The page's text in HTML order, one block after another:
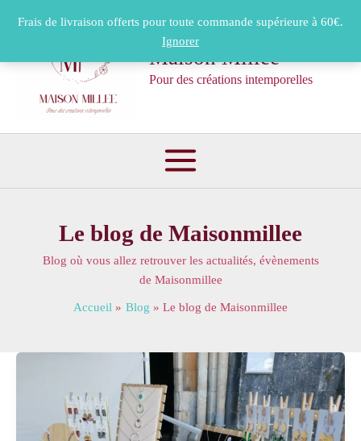
Frais de livraison offerts pour toute commande supérieure à 60€.
Ignorer
Maison Millée
Pour des créations intemporelles
Le blog de Maisonmillee
Blog où vous allez retrouver les actualités, évènements
de Maisonmillee
Accueil Blog Le blog de Maisonmillee